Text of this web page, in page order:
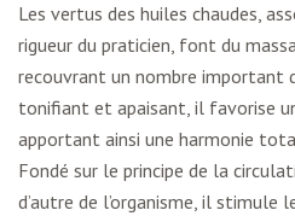
Les vertus des huiles chaudes,
rigueur du praticien, font du
recouvrant un nombre important
tonifiant et apaisant, il favorise
apportant ainsi une harmonie
Fondé sur le principe de la
d’autre de l’organisme, il stimule